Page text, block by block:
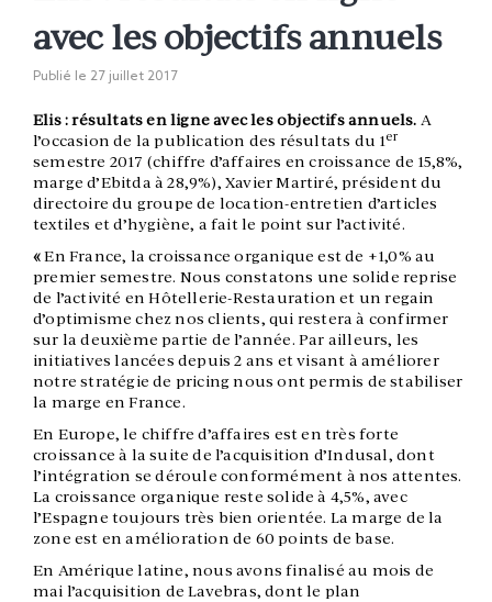
avec les objectifs annuels
Publié le 27 juillet 2017
Elis : résultats en ligne avec les objectifs annuels. A
l’occasion de la publication des résultats du 1er
semestre 2017 (chiffre d’affaires en croissance de 15,8%,
marge d’Ebitda à 28,9%), Xavier Martiré, président du
directoire du groupe de location-entretien d’articles
textiles et d’hygiène, a fait le point sur l’activité.
«En France, la croissance organique est de +1,0% au
premier semestre. Nous constatons une solide reprise
de l’activité en Hôtellerie-Restauration et un regain
d’optimisme chez nos clients, qui restera à confirmer
sur la deuxième partie de l’année. Par ailleurs, les
initiatives lancées depuis 2 ans et visant à améliorer
notre stratégie de pricing nous ont permis de stabiliser
la marge en France.
En Europe, le chiffre d’affaires est en très forte
croissance à la suite de l’acquisition d’Indusal, dont
l’intégration se déroule conformément à nos attentes.
La croissance organique reste solide à 4,5%, avec
l’Espagne toujours très bien orientée. La marge de la
zone est en amélioration de 60 points de base.
En Amérique latine, nous avons finalisé au mois de
mai l’acquisition de Lavebras, dont le plan